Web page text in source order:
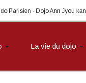
Parisien - Dojo Ann Jyou kan
La vie du dojo